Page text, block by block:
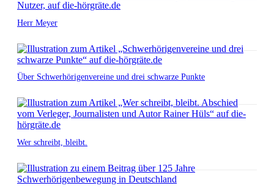
Herr Meyer
Über Schwerhörigenvereine und drei schwarze Punkte
Wer schreibt, bleibt.